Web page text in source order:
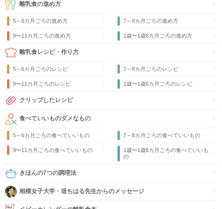
離乳食の進め方
5～6カ月ごろの進め方 7～8カ月ごろの進め方
9〜11カ月ごろの進め方 1歳〜1歳6カ月ごろの進め方
離乳食レシピ・作り方
5～6カ月ごろのレシピ 7～8カ月ごろのレシピ
9〜11カ月ごろのレシピ 1歳〜1歳6カ月ごろのレシピ
クリップしたレシピ
食べていいものダメなもの
5～6カ月ごろの食べていいもの 7～8カ月ごろの食べていいもの
9〜11カ月ごろの食べていいもの
1歳〜1歳6カ月ごろの食べていいも
の
きほんの7つの調理法
相模女子大学・堤ちはる先生からのメッセージ